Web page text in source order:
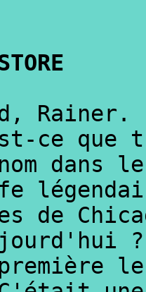
Rainer.
ce
dans
de
?